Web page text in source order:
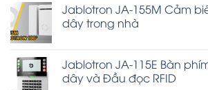
Jablotron JA-155M Cảm
dây trong nhà
Jablotron JA-115E Bàn
dây và Đầu đọc RFID